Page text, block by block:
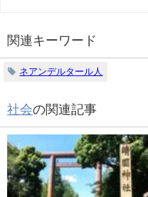
関連キーワード
ネアンデルタール人
社会の関連記事